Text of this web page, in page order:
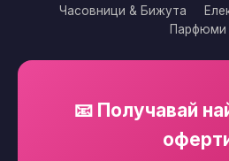
Часовници & Бижута
Парфюми
📧 Получавай